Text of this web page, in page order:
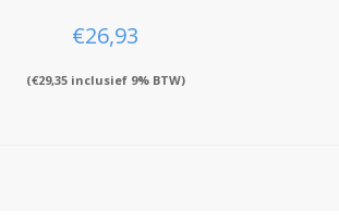
€26,93
(€29,35inclusief 9% BTW)